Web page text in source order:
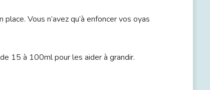
Vous n’avez qu’à enfoncer vos oyas
15 à 100ml pour les aider à grandir.